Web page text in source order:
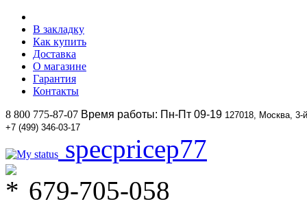
В закладку
Как купить
Доставка
О магазине
Гарантия
Контакты
8 800 775-87-07 Время работы: Пн-Пт 09-19 127018, Москва,
+7 (499) 346-03-17
specpricep77
679-705-058